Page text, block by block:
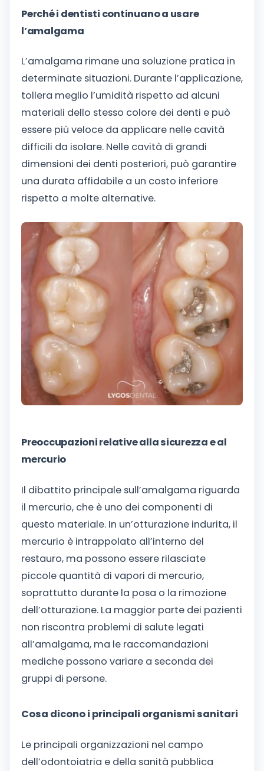
Perché i dentisti continuano a usare
l’amalgama
L’amalgama rimane una soluzione pratica in
determinate situazioni. Durante l’applicazione,
tollera meglio l’umidità rispetto ad alcuni
materiali dello stesso colore dei denti e può
essere più veloce da applicare nelle cavità
difficili da isolare. Nelle cavità di grandi
dimensioni dei denti posteriori, può garantire
una durata affidabile a un costo inferiore
rispetto a molte alternative.
Preoccupazioni relative alla sicurezza e al
mercurio
Il dibattito principale sull’amalgama riguarda
il mercurio, che è uno dei componenti di
questo materiale. In un’otturazione indurita, il
mercurio è intrappolato all’interno del
restauro, ma possono essere rilasciate
piccole quantità di vapori di mercurio,
soprattutto durante la posa o la rimozione
dell’otturazione. La maggior parte dei pazienti
non riscontra problemi di salute legati
all’amalgama, ma le raccomandazioni
mediche possono variare a seconda dei
gruppi di persone.
Cosa dicono i principali organismi sanitari
Le principali organizzazioni nel campo
dell’odontoiatria e della sanità pubblica